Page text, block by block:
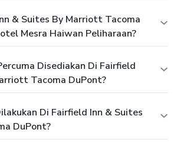
& Suites By Marriott Tacoma
Mesra Haiwan Peliharaan?
Disediakan Di Fairfield
Tacoma DuPont?
Di Fairfield Inn & Suites
DuPont?